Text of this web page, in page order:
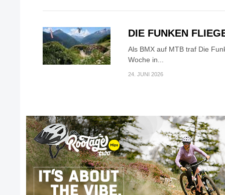
DIE FUNKEN
Als BMX auf MTB traf Die
Woche in...
24. JUNI 2026